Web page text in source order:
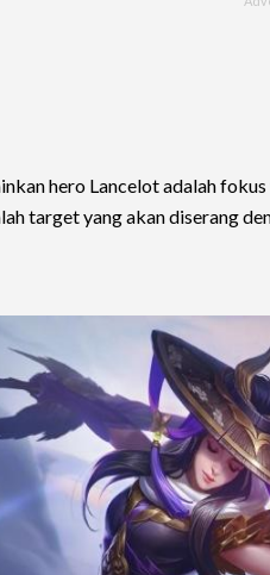
hero Lancelot adalah
target yang akan diserang